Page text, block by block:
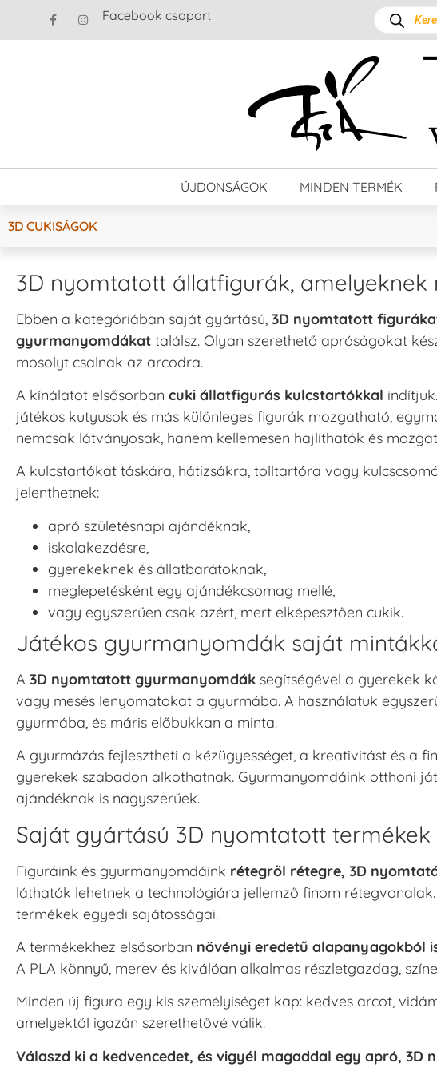
Facebook csoport
ÚJDONSÁGOK MINDEN TERMÉK
3D CUKISÁGOK
3D nyomtatott állatfigurák, amelyeknek
Ebben a kategóriában saját gyártású, 3D nyomtatott
gyurmanyomdákat találsz. Olyan szerethető apróságokat
mosolyt csalnak az arcodra.
A kínálatot elsősorban cuki állatfigurás kulcstartókkal
játékos kutyusok és más különleges figurák mozgatható,
nemcsak látványosak, hanem kellemesen hajlíthatók és
A kulcstartókat táskára, hátizsákra, tolltartóra vagy
jelenthetnek:
apró születésnapi ajándéknak,
iskolakezdésre,
gyerekeknek és állatbarátoknak,
meglepetésként egy ajándékcsomag mellé,
vagy egyszerűen csak azért, mert elképesztően cukik.
Játékos gyurmanyomdák saját
A 3D nyomtatott gyurmanyomdák segítségével a gyerekek
vagy mesés lenyomatokat a gyurmába. A használatuk
gyurmába, és máris előbukkan a minta.
A gyurmázás fejlesztheti a kézügyességet, a kreativitást és a
gyerekek szabadon alkothatnak. Gyurmanyomdáink otthoni
ajándéknak is nagyszerűek.
Saját gyártású 3D nyomtatott termékek
Figuráink és gyurmanyomdáink rétegről rétegre, 3D
láthatók lehetnek a technológiára jellemző finom
termékek egyedi sajátosságai.
A termékekhez elsősorban növényi eredetű alapanyagokból
A PLA könnyű, merev és kiválóan alkalmas részletgazdag,
Minden új figura egy kis személyiséget kap: kedves arcot,
amelyektől igazán szerethetővé válik.
Válaszd ki a kedvencedet, és vigyél magaddal egy apró, 3D